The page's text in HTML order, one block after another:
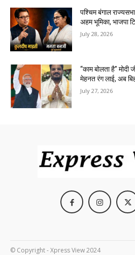
पश्चिम बंगाल
अहम भूमिका, भाजपा
July 28, 2026
“काम बोलता है” मोदी
मेहनत रंग लाई, अब
July 27, 2026
© Copyright - Xpress View 2024